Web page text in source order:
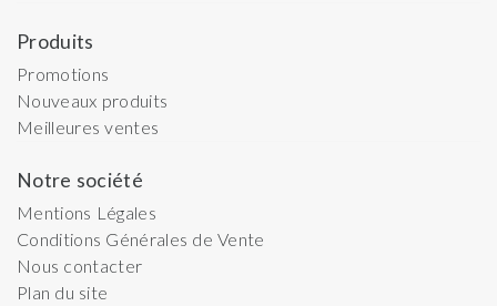
Produits
Promotions
Nouveaux produits
Meilleures ventes
Notre société
Mentions Légales
Conditions Générales de Vente
Nous contacter
Plan du site